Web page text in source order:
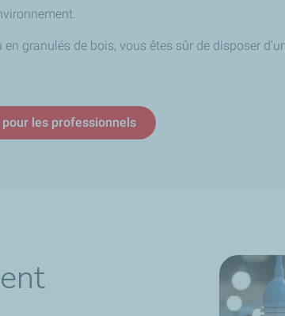
granulés de bois, vous êtes sûr de disposer
les professionnels